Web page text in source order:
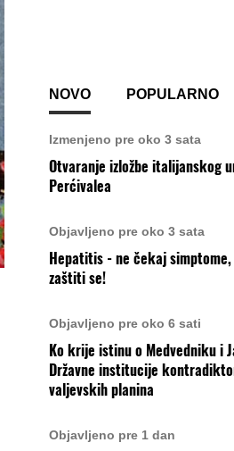
NOVO POPULARNO
Izmenjeno pre oko 3 sata
Otvaranje izložbe italijanskog
Perćivalea
Objavljeno pre oko 3 sata
Hepatitis - ne čekaj
zaštiti se!
Objavljeno pre oko 6 sati
Ko krije istinu o Medvedniku i
Državne institucije
valjevskih planina
Objavljeno pre 1 dan